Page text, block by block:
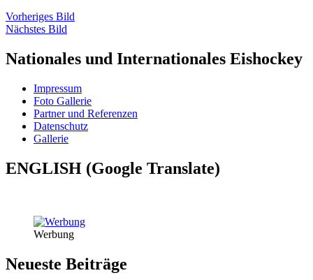
Vorheriges Bild
Nächstes Bild
Nationales und Internationales Eishockey
Impressum
Foto Gallerie
Partner und Referenzen
Datenschutz
Gallerie
ENGLISH (Google Translate)
Werbung
Neueste Beiträge